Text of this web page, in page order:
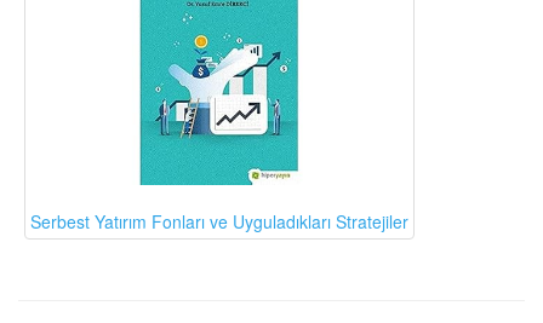
Serbest Yatırım Fonları ve Uyguladıkları Stratejiler